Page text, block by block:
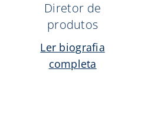
Diretor de
produtos
Ler biografia
completa